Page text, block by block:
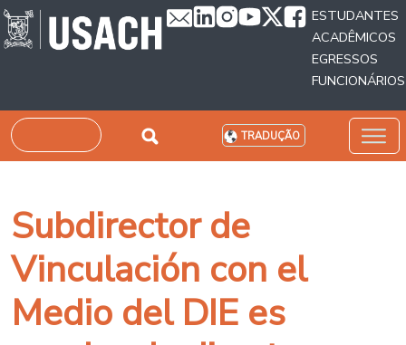
Passar para o conteúdo principal
ESTUDANTES
ACADÊMICOS
EGRESSOS
FUNCIONÁRIOS
Pesquisar TRADUÇÃO
Subdirector de
Vinculación con el
Medio del DIE es